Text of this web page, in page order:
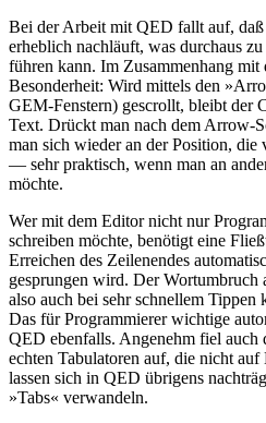
Bei der Arbeit mit QED fallt auf,
erheblich nachläuft, was durchaus
führen kann. Im Zusammenhang mit
Besonderheit: Wird mittels den
GEM-Fenstern) gescrollt, bleibt der
Text. Drückt man nach dem Arrow-
man sich wieder an der Position,
— sehr praktisch, wenn man an
möchte.
Wer mit dem Editor nicht nur
schreiben möchte, benötigt eine
Erreichen des Zeilenendes
gesprungen wird. Der Wortumbruch
also auch bei sehr schnellem Tippen
Das für Programmierer wichtige
QED ebenfalls. Angenehm fiel auch
echten Tabulatoren auf, die nicht auf
lassen sich in QED übrigens
»Tabs« verwandeln.